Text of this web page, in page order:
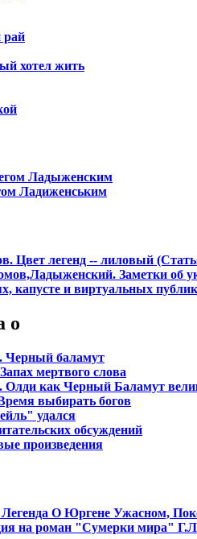
рай
хотел жить
Ладыженским
Ладиженським
Цвет легенд -- лиловый
Заметки об
капусте и виртуальных
о
Черный баламут
мертвого слова
Олди как Черный Баламут
выбирать богов
удался
обсуждений
произведения
О Юргене Ужасном,
на роман "Сумерки мира"